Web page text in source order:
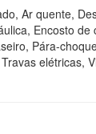
Ar quente,
Encosto de
Pára-
elétricas,